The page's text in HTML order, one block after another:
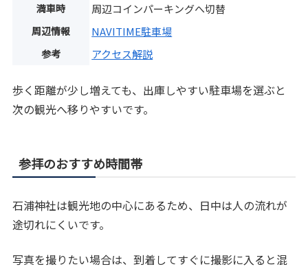
満車時 周辺コインパーキングへ切替
周辺情報 NAVITIME駐車場
参考 アクセス解説
歩く距離が少し増えても、出庫しやすい駐車場を選ぶと
次の観光へ移りやすいです。
参拝のおすすめ時間帯
石浦神社は観光地の中心にあるため、日中は人の流れが
途切れにくいです。
写真を撮りたい場合は、到着してすぐに撮影に入ると混